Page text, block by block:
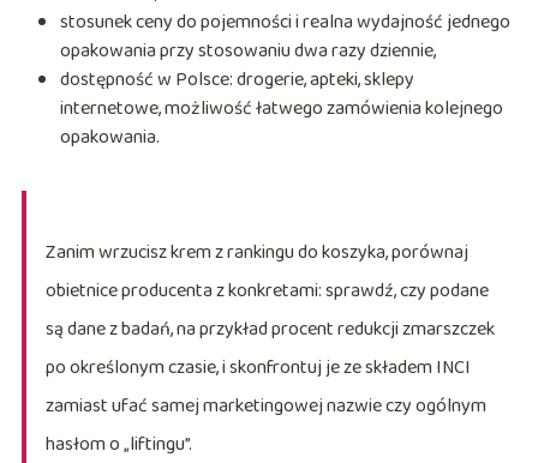
stosunek ceny do pojemności i realna wydajność jednego
opakowania przy stosowaniu dwa razy dziennie,
dostępność w Polsce: drogerie, apteki, sklepy
internetowe, możliwość łatwego zamówienia kolejnego
opakowania.
Zanim wrzucisz krem z rankingu do koszyka, porównaj
obietnice producenta z konkretami: sprawdź, czy podane
są dane z badań, na przykład procent redukcji zmarszczek
po określonym czasie, i skonfrontuj je ze składem INCI
zamiast ufać samej marketingowej nazwie czy ogólnym
hasłom o „liftingu”.